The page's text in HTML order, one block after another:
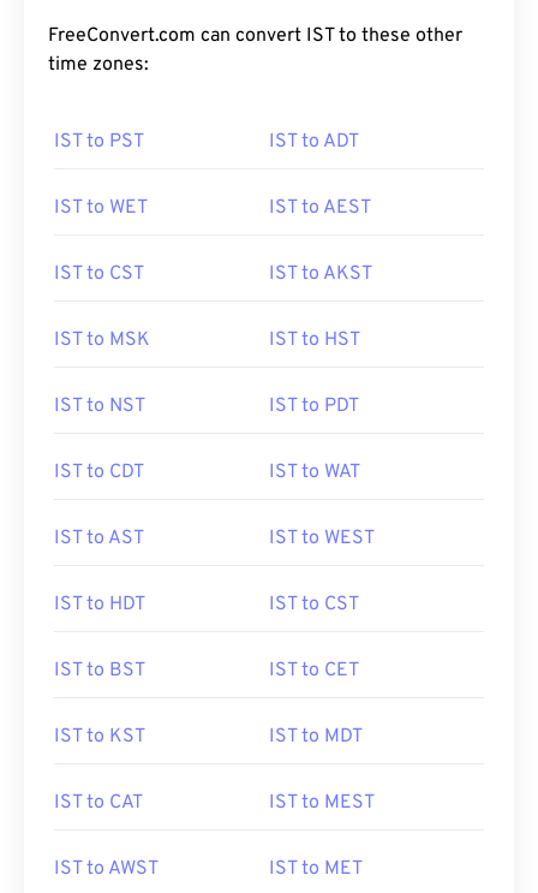
FreeConvert.com can convert IST to these other
time zones:
IST to PST IST to ADT
IST to WET IST to AEST
IST to CST IST to AKST
IST to MSK IST to HST
IST to NST IST to PDT
IST to CDT IST to WAT
IST to AST IST to WEST
IST to HDT IST to CST
IST to BST IST to CET
IST to KST IST to MDT
IST to CAT IST to MEST
IST to AWST IST to MET